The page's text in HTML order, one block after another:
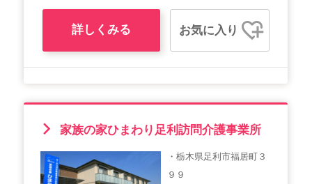
詳しくみる お気に入り
家族の家ひまわり足利訪問介護事業所
・栃木県足利市福居町３
９９